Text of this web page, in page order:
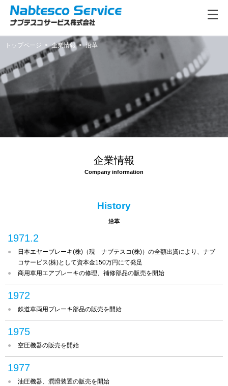
トップページ 企業情報 沿革
企業情報
History
沿革
1971.2
日本エヤーブレーキ(株)（現 ナブテスコ(株)）の全額出資により、ナブ
コサービス(株)として資本金150万円にて発足
商用車用エアブレーキの修理、補修部品の販売を開始
1972
鉄道車両用ブレーキ部品の販売を開始
1975
空圧機器の販売を開始
1977
油圧機器、潤滑装置の販売を開始